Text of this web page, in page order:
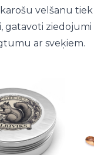
velšanu
gatavoti
ar sveķiem.